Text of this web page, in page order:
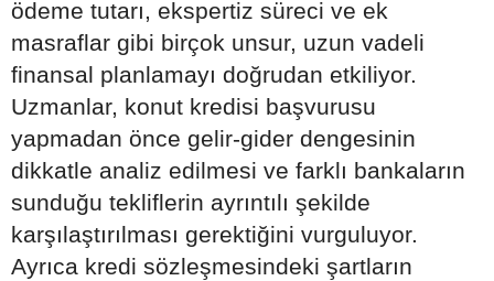
ödeme tutarı, ekspertiz süreci ve ek
masraflar gibi birçok unsur, uzun vadeli
finansal planlamayı doğrudan etkiliyor.
Uzmanlar, konut kredisi başvurusu
yapmadan önce gelir-gider dengesinin
dikkatle analiz edilmesi ve farklı bankaların
sunduğu tekliflerin ayrıntılı şekilde
karşılaştırılması gerektiğini vurguluyor.
Ayrıca kredi sözleşmesindeki şartların